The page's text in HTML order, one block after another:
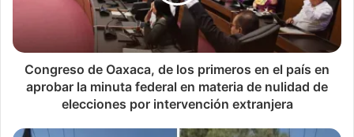
Congreso de Oaxaca, de los primeros en el país en
aprobar la minuta federal en materia de nulidad de
elecciones por intervención extranjera